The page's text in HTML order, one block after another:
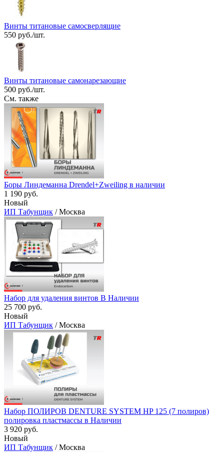
Винты титановые самосверлящие
550 руб./шт.
Винты титановые самонарезающие
500 руб./шт.
См. также
Боры Линдеманна Drendel+Zweiling в наличии
1 190 руб.
Новый
ИП Табунщик / Москва
Набор для удаления винтов В Наличии
25 700 руб.
Новый
ИП Табунщик / Москва
Набор ПОЛИРОВ DENTURE SYSTEM HP 125 (7 полиров)
полировка пластмассы в Наличии
3 920 руб.
Новый
ИП Табунщик / Москва